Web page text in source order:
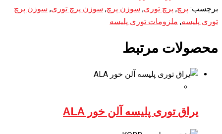
برچسب: پرچ, پرچ توری, سوزن پرچ, سوزن پرچ توری, سوزن پرچ
توری پلیسه, ملزومات توری پلیسه
محصولات مرتبط
یراق توری پلیسه آلن خور ALA